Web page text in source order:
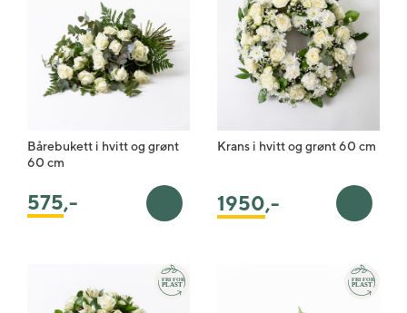
Bårebukett i hvitt og grønt
60 cm
575,- Legg i handlekurv
Krans i hvitt og grønt 60 cm
1950,- Legg i